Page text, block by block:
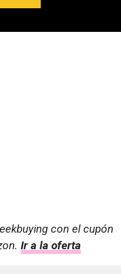
con el cupón
Ir a la oferta